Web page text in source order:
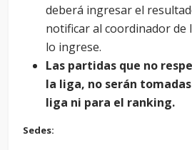
deberá ingresar el
notificar al coordinador de
lo ingrese.
Las partidas que no
la liga, no serán
liga ni para el ranking.
Sedes: